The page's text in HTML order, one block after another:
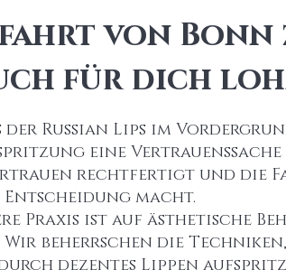
von Bonn
für dich
der Russian Lips im
eine Vertrauenssache
rechtfertigt und die
Entscheidung macht.
Praxis ist auf ästhetische
beherrschen die
dezentes Lippen